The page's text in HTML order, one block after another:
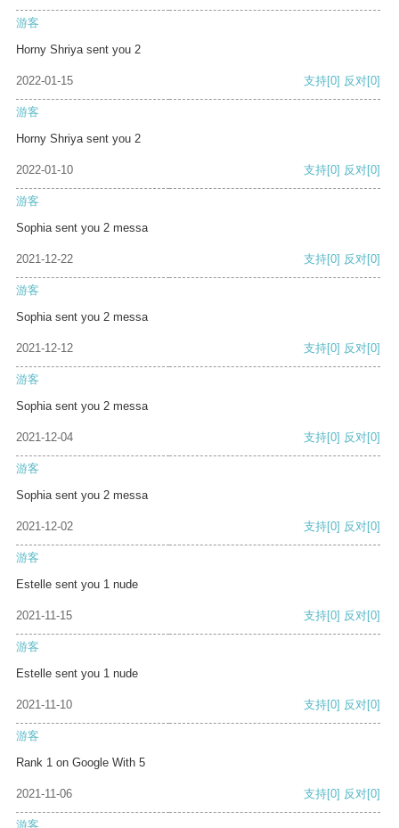
游客
Horny Shriya sent you 2
2022-01-15 支持[0] 反对[0]
游客
Horny Shriya sent you 2
2022-01-10 支持[0] 反对[0]
游客
Sophia sent you 2 messa
2021-12-22 支持[0] 反对[0]
游客
Sophia sent you 2 messa
2021-12-12 支持[0] 反对[0]
游客
Sophia sent you 2 messa
2021-12-04 支持[0] 反对[0]
游客
Sophia sent you 2 messa
2021-12-02 支持[0] 反对[0]
游客
Estelle sent you 1 nude
2021-11-15 支持[0] 反对[0]
游客
Estelle sent you 1 nude
2021-11-10 支持[0] 反对[0]
游客
Rank 1 on Google With 5
2021-11-06 支持[0] 反对[0]
游客